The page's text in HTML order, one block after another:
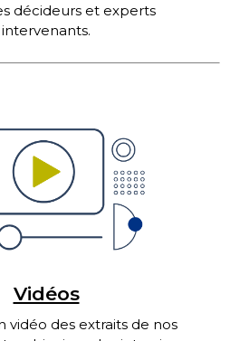
décideurs et experts
intervenants.
Vidéos
vidéo des extraits de nos